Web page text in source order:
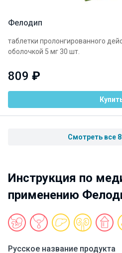
Фелодип
таблетки пролонгированного
оболочкой 5 мг 30 шт.
809 ₽
Смотреть все
Инструкция по
применению
Русское название продукта